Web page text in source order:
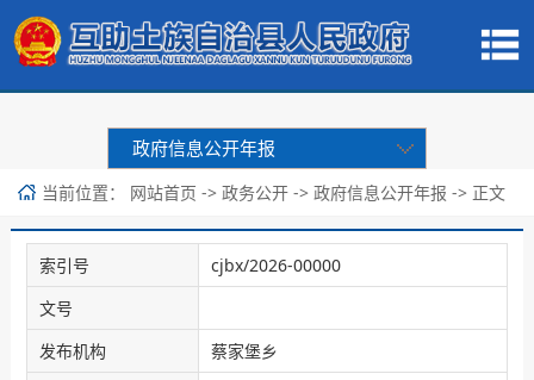
政府信息公开年报
当前位置： 网站首页 -> 政务公开 -> 政府信息公开年报 -> 正文
索引号
cjbx/2026-00000
文号
发布机构
蔡家堡乡